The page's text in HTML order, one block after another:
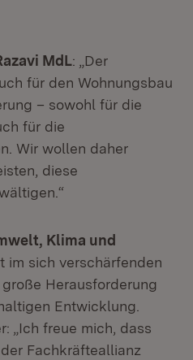
MdL: „Der
für den Wohnungsbau
– sowohl für die
für die
Wir wollen daher
diese
Klima und
im sich verschärfenden
Herausforderung
Entwicklung.
„Ich freue mich, dass
Fachkräfteallianz